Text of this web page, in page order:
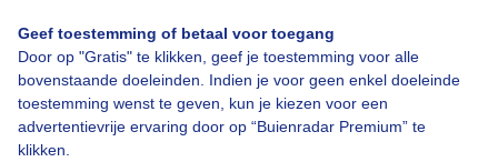
Geef toestemming of betaal voor toegang
Door op "Gratis" te klikken, geef je toestemming voor alle
bovenstaande doeleinden. Indien je voor geen enkel doeleinde
toestemming wenst te geven, kun je kiezen voor een
advertentievrije ervaring door op “Buienradar Premium” te
klikken.
Toegankelijkheid
Gebruikersvoorwaarden
Adverteren
Buienradar Team